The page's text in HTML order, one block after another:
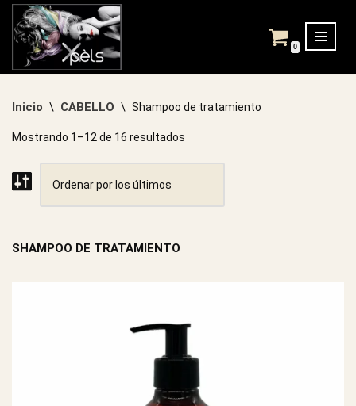
Saltar
0
Inicio \ CABELLO \ Shampoo de tratamiento
Mostrando 1–12 de 16 resultados
SHAMPOO DE TRATAMIENTO